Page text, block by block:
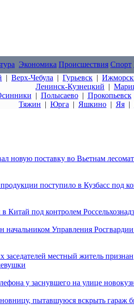
Экономика Происшествия Спорт
| Верх-Чебула | Гурьевск |
Ленинск-Кузнецкий |
| Полысаево| Прокопьевск
Тяжин | Юрга | Яшкино | Яя |
новую поставку во Вьетнам
поступило в Кузбасс под
Китай под контролем
начальником Управления
местный житель признан
у заснувшего на улице
пытавшуюся вскрыть гараж